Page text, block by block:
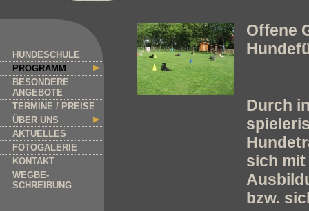
Offene
Durch
sich
bzw.
HUNDESCHULE
PROGRAMM
BESONDERE
ANGEBOTE
TERMINE / PREISE
ÜBER UNS
AKTUELLES
FOTOGALERIE
KONTAKT
WEGBE-
SCHREIBUNG